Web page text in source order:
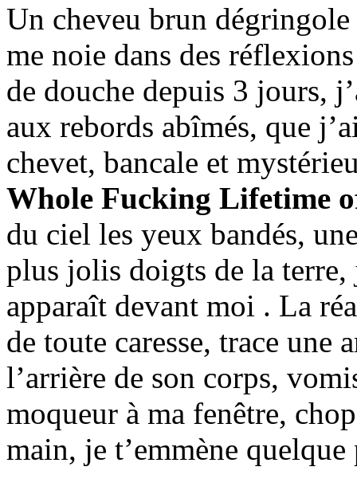
Un cheveu brun
me noie dans des
de douche depuis 3 jours,
aux rebords abîmés, que
chevet, bancale et
Whole Fucking Lifetime
du ciel les yeux bandés,
plus jolis doigts de la
apparaît devant moi . La
de toute caresse, trace une
l’arrière de son corps,
moqueur à ma fenêtre,
main, je t’emmène quelque